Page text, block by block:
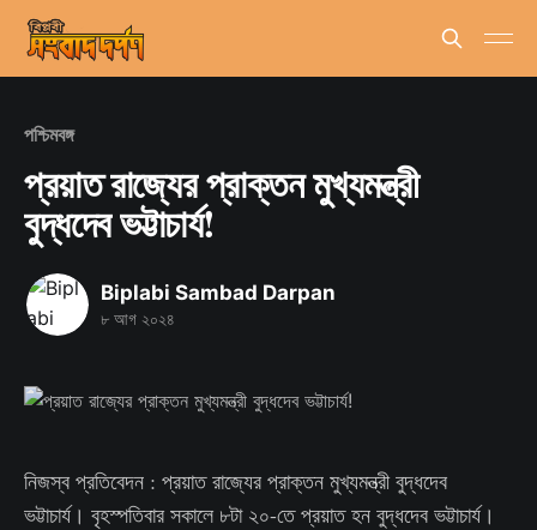
পশ্চিমবঙ্গ
প্রয়াত রাজ্যের প্রাক্তন মুখ্যমন্ত্রী
বুদ্ধদেব ভট্টাচার্য!
Biplabi Sambad Darpan
৮ আগ ২০২৪
নিজস্ব প্রতিবেদন : প্রয়াত রাজ্যের প্রাক্তন মুখ্যমন্ত্রী বুদ্ধদেব
ভট্টাচার্য। বৃহস্পতিবার সকালে ৮টা ২০-তে প্রয়াত হন বুদ্ধদেব ভট্টাচার্য।